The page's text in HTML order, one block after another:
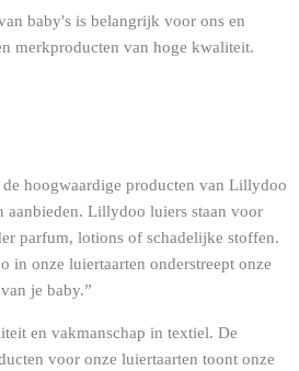
baby's is belangrijk voor ons en
merkproducten van hoge kwaliteit.
hoogwaardige producten van Lillydoo
aanbieden. Lillydoo luiers staan voor
parfum, lotions of schadelijke stoffen.
in onze luiertaarten onderstreept onze
je baby.”
en vakmanschap in textiel. De
voor onze luiertaarten toont onze